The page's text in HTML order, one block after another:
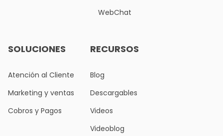
WebChat
SOLUCIONES
Atención al Cliente
Marketing y ventas
Cobros y Pagos
RECURSOS
Blog
Descargables
Videos
Videoblog